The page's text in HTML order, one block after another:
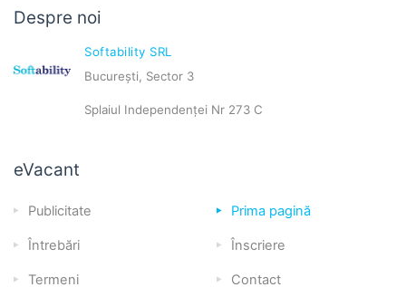
Despre noi
Softability SRL
București, Sector 3
Splaiul Independenței Nr 273 C
eVacant
Publicitate Prima pagină
Întrebări Înscriere
Termeni Contact